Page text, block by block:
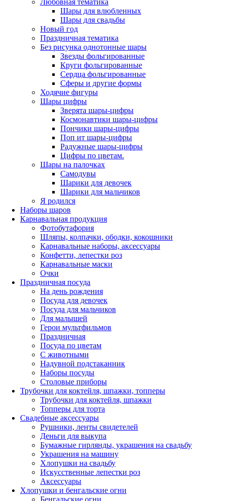
Шары для влюбленных
Шары для свадьбы
Новый год
Праздничная тематика
Без рисунка однотонные шары
Звезды фольгированные
Круги фольгированные
Сердца фольгированные
Сферы и другие формы
Ходячие фигуры
Шары цифры
Зверята шары-цифры
Космонавтики шары-цифры
Пончики шары-цифры
Поп ит шары-цифры
Радужные шары-цифры
Цифры по цветам.
Шары на палочках
Самодувы
Шарики для девочек
Шарики для мальчиков
Я родился
Наборы шаров
Карнавальная продукция
Фотобутафория
Шляпы, колпачки, ободки, кокошники
Карнавальные наборы, аксессуары
Конфетти, лепестки роз
Карнавальные маски
Очки
Праздничная посуда
На день рождения
Посуда для девочек
Посуда для мальчиков
Для малышей
Герои мультфильмов
Праздничная
Посуда по цветам
С животными
Надувной подстаканник
Наборы посуды
Столовые приборы
Трубочки для коктейля, шпажки, топперы
Трубочки для коктейля, шпажки
Топперы для торта
Свадебные аксессуары
Рушники, ленты свидетелей
Деньги для выкупа
Бумажные гирлянды, украшения на свадьбу
Украшения на машину
Хлопушки на свадьбу
Искусственные лепестки роз
Аксессуары
Хлопушки и бенгальские огни
Бенгальские огни